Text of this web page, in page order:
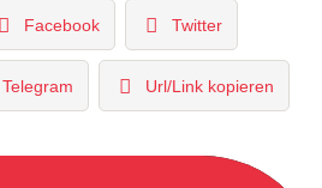
Facebook Twitter
Telegram Url/Link kopieren